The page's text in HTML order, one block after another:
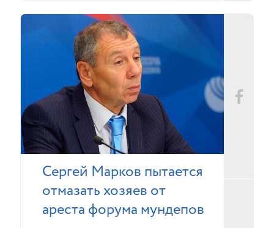
Сергей Марков пытается
отмазать хозяев от
ареста форума мундепов